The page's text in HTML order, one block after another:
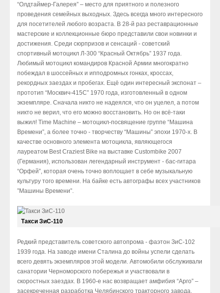
“Олдтаймер-Галерея” – место для приятного и полезного
проведения семейных выходных. Здесь всегда много интересного
для посетителей любого возраста. В 28-й раз реставрационные
мастерские и коллекционные бюро представили свои новинки и
достижения. Среди сюрпризов и сенсаций - советский
спортивный мотоцикл Л-300 “Красный Октябрь” 1937 года.
Любимый мотоцикл командиров Красной Армии многократно
побеждал в шоссейных и ипподромных гонках, кроссах,
рекордных заездах и пробегах. Ещё один интересный экспонат –
прототип “Москвич-415С” 1970 года, изготовленный в одном
экземпляре. Сначала никто не надеялся, что он уцелел, а потом
никто не верил, что его можно восстановить. Но он всё-таки
выжил! Time Machine – мотоцикл-посвящение группе “Машина
Времени”, а более точно - творчеству “Машины” эпохи 1970-х. В
качестве основного элемента мотоцикла, являющегося
лауреатом Best Craziest Bike на выставке Custombike 2007
(Германия), использован легендарный инструмент - бас-гитара
“Орфей”, которая очень точно воплощает в себе музыкальную
культуру того времени. На байке есть автографы всех участников
”Машины Времени”.
Такси ЗиС-110
Редкий представитель советского автопрома - фаэтон ЗиС-102
1939 года. На заводе имени Сталина до войны успели сделать
всего девять экземпляров этой модели. Автомобили обслуживали
санатории Черноморского побережья и участвовали в
скоростных заездах. В 1960-е нас возвращает амфибия “Арго” –
засекреченная разработка Челябинского тракторного завода.